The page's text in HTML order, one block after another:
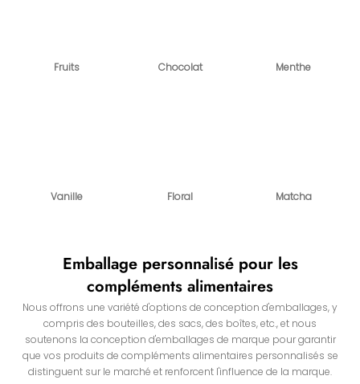
Fruits Chocolat Menthe
Vanille Floral Matcha
Emballage personnalisé pour les
compléments alimentaires
Nous offrons une variété d'options de conception d'emballages, y
compris des bouteilles, des sacs, des boîtes, etc., et nous
soutenons la conception d'emballages de marque pour garantir
que vos produits de compléments alimentaires personnalisés se
distinguent sur le marché et renforcent l'influence de la marque.